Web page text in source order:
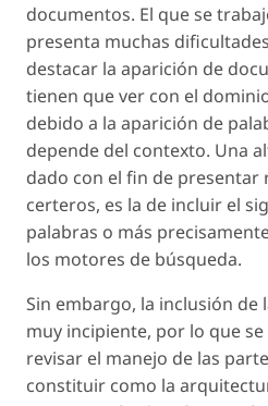
documentos. El que se
presenta muchas
destacar la aparición de
tienen que ver con el
debido a la aparición de
depende del contexto. Una
dado con el fin de presentar
certeros, es la de incluir el
palabras o más
los motores de búsqueda.
Sin embargo, la inclusión de
muy incipiente, por lo que
revisar el manejo de las
constituir como la